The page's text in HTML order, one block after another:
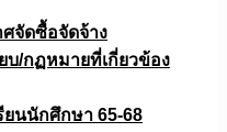
จัดซื้อจัดจ้าง
บ/กฏหมายที่เกี่ยวข้อง
นนักศึกษา 65-68